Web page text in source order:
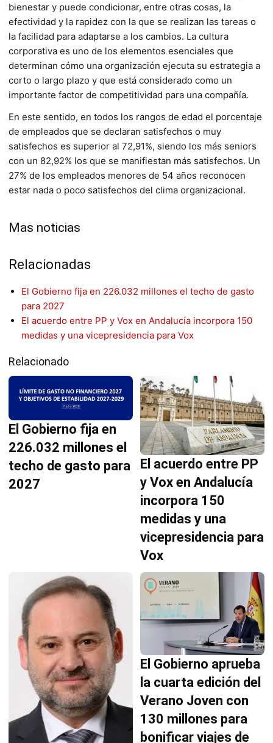
bienestar y puede condicionar, entre otras cosas, la
efectividad y la rapidez con la que se realizan las tareas o
la facilidad para adaptarse a los cambios. La cultura
corporativa es uno de los elementos esenciales que
determinan cómo una organización ejecuta su estrategia a
corto o largo plazo y que está considerado como un
importante factor de competitividad para una compañía.
En este sentido, en todos los rangos de edad el porcentaje
de empleados que se declaran satisfechos o muy
satisfechos es superior al 72,91%, siendo los más seniors
con un 82,92% los que se manifiestan más satisfechos. Un
27% de los empleados menores de 54 años reconocen
estar nada o poco satisfechos del clima organizacional.
Mas noticias
Relacionadas
El Gobierno fija en 226.032 millones el techo de gasto
para 2027
El acuerdo entre PP y Vox en Andalucía incorpora 150
medidas y una vicepresidencia para Vox
Relacionado
El Gobierno fija en
226.032 millones el
techo de gasto para
2027
El acuerdo entre PP
y Vox en Andalucía
incorpora 150
medidas y una
vicepresidencia para
Vox
El Gobierno aprueba
la cuarta edición del
Verano Joven con
130 millones para
bonificar viajes de